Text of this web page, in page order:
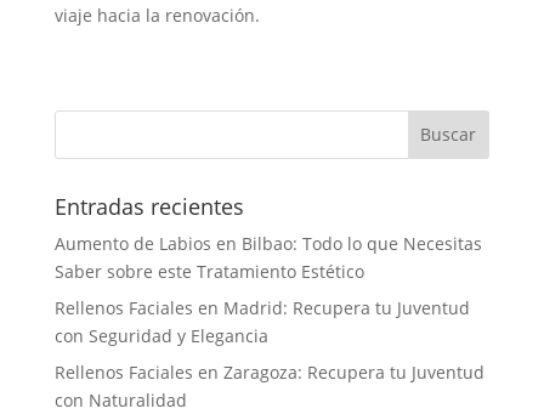
viaje hacia la renovación.
Entradas recientes
Aumento de Labios en Bilbao: Todo lo que Necesitas
Saber sobre este Tratamiento Estético
Rellenos Faciales en Madrid: Recupera tu Juventud
con Seguridad y Elegancia
Rellenos Faciales en Zaragoza: Recupera tu Juventud
con Naturalidad